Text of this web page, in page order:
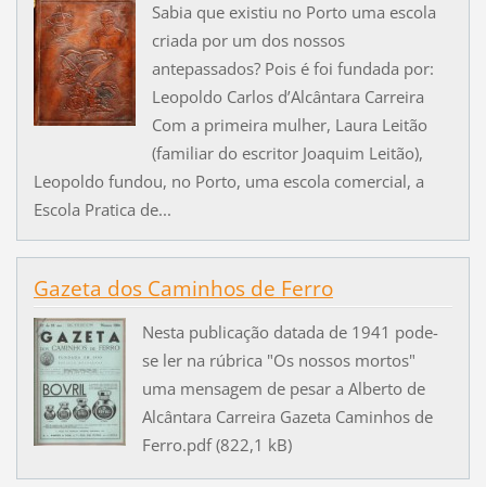
Sabia que existiu no Porto uma escola
criada por um dos nossos
antepassados? Pois é foi fundada por:
Leopoldo Carlos d’Alcântara Carreira
Com a primeira mulher, Laura Leitão
(familiar do escritor Joaquim Leitão),
Leopoldo fundou, no Porto, uma escola comercial, a
Escola Pratica de...
Gazeta dos Caminhos de Ferro
Nesta publicação datada de 1941 pode-
se ler na rúbrica "Os nossos mortos"
uma mensagem de pesar a Alberto de
Alcântara Carreira Gazeta Caminhos de
Ferro.pdf (822,1 kB)